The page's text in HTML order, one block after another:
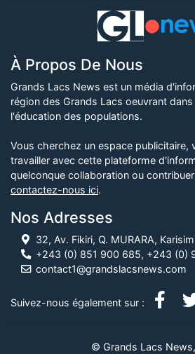
À Propos De Nous
Grands Lacs News est un média
région des Grands Lacs oeuvrant
l'éducation des populations.
Vous cherchez un espace publicitaire,
travailler avec cette plateforme
quelconque collaboration ou
contactez-nous ici.
Nos Adresses
32, Av. Fikiri, Q. MURARA,
+243 (0) 851 900 685, +243 (0)
contact1@grandslacsnews.com
Suivez-nous également sur :
© Grands Lacs